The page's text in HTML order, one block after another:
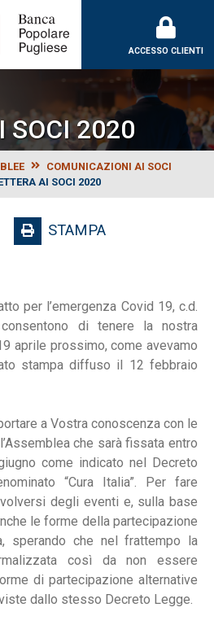
Banca Popolare
ACCESSO CLIENTI
SOCI 2020
COMUNICAZIONI AI SOCI
AI SOCI 2020
STAMPA
per l’emergenza Covid 19, c.d.
consentono di tenere la nostra
aprile prossimo, come avevamo
stampa diffuso il 12 febbraio
a Vostra conoscenza con le
che sarà fissata entro
come indicato nel Decreto
“Cura Italia”. Per fare
degli eventi e, sulla base
le forme della partecipazione
sperando che nel frattempo la
così da non essere
di partecipazione alternative
dallo stesso Decreto Legge.